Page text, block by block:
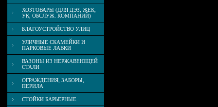
ХОЗТОВАРЫ (ДЛЯ ДЭЗ, ЖЕК,
УК, ОБСЛУЖ. КОМПАНИЙ)
БЛАГОУСТРОЙСТВО УЛИЦ
УЛИЧНЫЕ СКАМЕЙКИ И
ПАРКОВЫЕ ЛАВКИ
ВАЗОНЫ ИЗ НЕРЖАВЕЮЩЕЙ
СТАЛИ
ОГРАЖДЕНИЯ, ЗАБОРЫ,
ПЕРИЛА
СТОЙКИ БАРЬЕРНЫЕ